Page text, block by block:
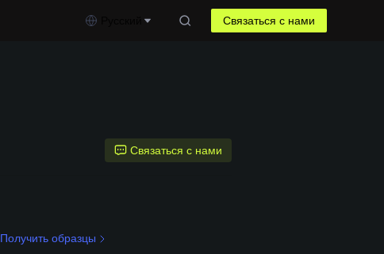
Связаться с нами
Связаться с нами
Получить образцы